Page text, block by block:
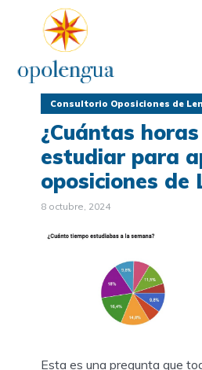
Consultorio Oposiciones de
¿Cuántas
estudiar para
oposiciones de
8 octubre, 2024
Esta es una pregunta que